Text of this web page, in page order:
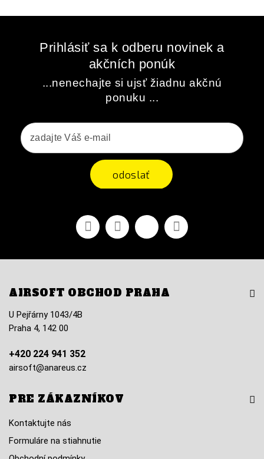
Prihlásiť sa k odberu novinek a
akčních ponúk
...nenechajte si ujsť žiadnu akčnú
ponuku ...
odoslať
FacebookYoutubeVimeo Instagram
AIRSOFT OBCHOD PRAHA
U Pejřárny 1043/4B
Praha 4, 142 00
+420 224 941 352
airsoft@anareus.cz
PRE ZÁKAZNÍKOV
Kontaktujte nás
Formuláre na stiahnutie